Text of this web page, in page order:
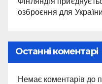
озброєння для
Останні коментарі
Немає коментарів до